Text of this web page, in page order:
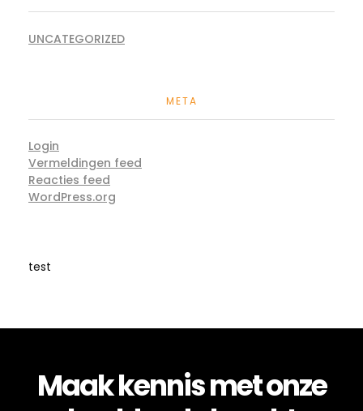
UNCATEGORIZED
META
Login
Vermeldingen feed
Reacties feed
WordPress.org
test
Maak kennis met onze